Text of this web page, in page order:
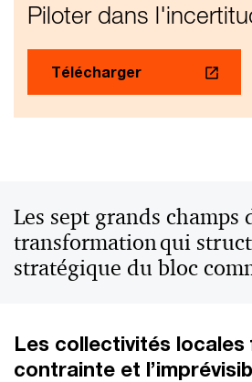
Piloter dans
Télécharger
Les sept grands champs
transformation qui
stratégique du bloc
Les collectivités locales
contrainte et